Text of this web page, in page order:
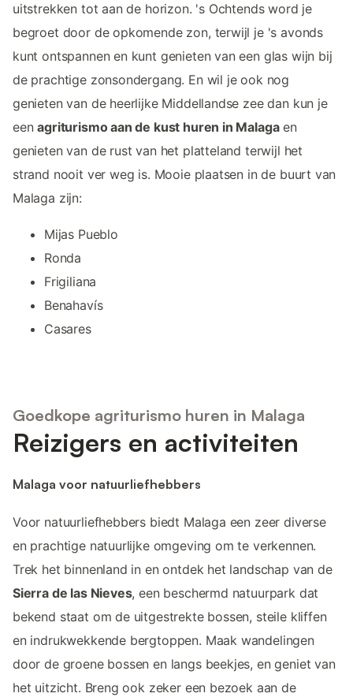
uitstrekken tot aan de horizon. 's Ochtends word je
begroet door de opkomende zon, terwijl je 's avonds
kunt ontspannen en kunt genieten van een glas wijn bij
de prachtige zonsondergang. En wil je ook nog
genieten van de heerlijke Middellandse zee dan kun je
eenagriturismo aan de kust huren in Malagaen
genieten van de rust van het platteland terwijl het
strand nooit ver weg is. Mooie plaatsen in de buurt van
Malaga zijn:
Mijas Pueblo
Ronda
Frigiliana
Benahavís
Casares
Goedkope agriturismo huren in Malaga
Reizigers en activiteiten
Malaga voor natuurliefhebbers
Voor natuurliefhebbers biedt Malaga een zeer diverse
en prachtige natuurlijke omgeving om te verkennen.
Trek het binnenland in en ontdek het landschap van de
Sierra de las Nieves, een beschermd natuurpark dat
bekend staat om de uitgestrekte bossen, steile kliffen
en indrukwekkende bergtoppen. Maak wandelingen
door de groene bossen en langs beekjes, en geniet van
het uitzicht. Breng ook zeker een bezoek aan de